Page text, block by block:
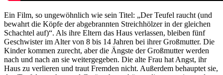
Ein Film, so ungewöhnlich wie sein Titel: „Der Teufel raucht (und
bewahrt die Köpfe der abgebrannten Streichhölzer in der gleichen
Schachtel auf)“. Als ihre Eltern das Haus verlassen, bleiben fünf
Geschwister im Alter von 8 bis 14 Jahren bei ihrer Großmutter. Die
Kinder kommen zurecht, aber die Ängste der Großmutter werden
nach und nach an sie weitergegeben. Die alte Frau hat Angst, ihr
Haus zu verlieren und traut Fremden nicht. Außerdem behauptet sie,